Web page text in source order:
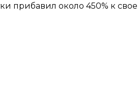
прибавил около 450% к